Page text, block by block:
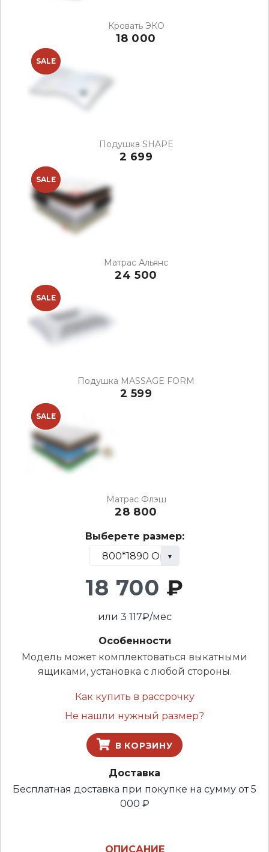
Кровать ЭКО
18 000
NEW
SALE
Подушка SHAPE
2 699
NEW
SALE
Матрас Альянс
24 500
NEW
SALE
Подушка MASSAGE FORM
2 599
NEW
SALE
Матрас Флэш
28 800
Выберете размер:
18 700 ₽
или 3 117₽/мес
Особенности
Модель может комплектоваться выкатными
ящиками, установка с любой стороны.
Как купить в рассрочку
Не нашли нужный размер?
В КОРЗИНУ
Доставка
Бесплатная доставка при покупке на сумму от 5
000 ₽
ОПИСАНИЕ